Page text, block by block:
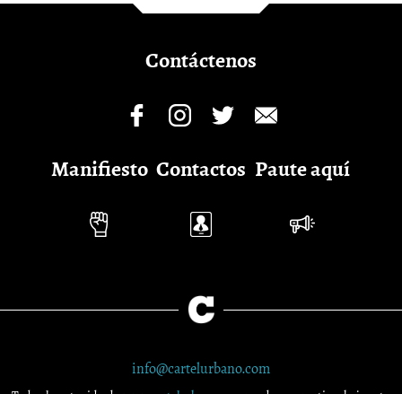
Contáctenos
Manifiesto Contactos Paute aquí
info@cartelurbano.com